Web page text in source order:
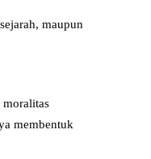
maupun
moralitas
membentuk